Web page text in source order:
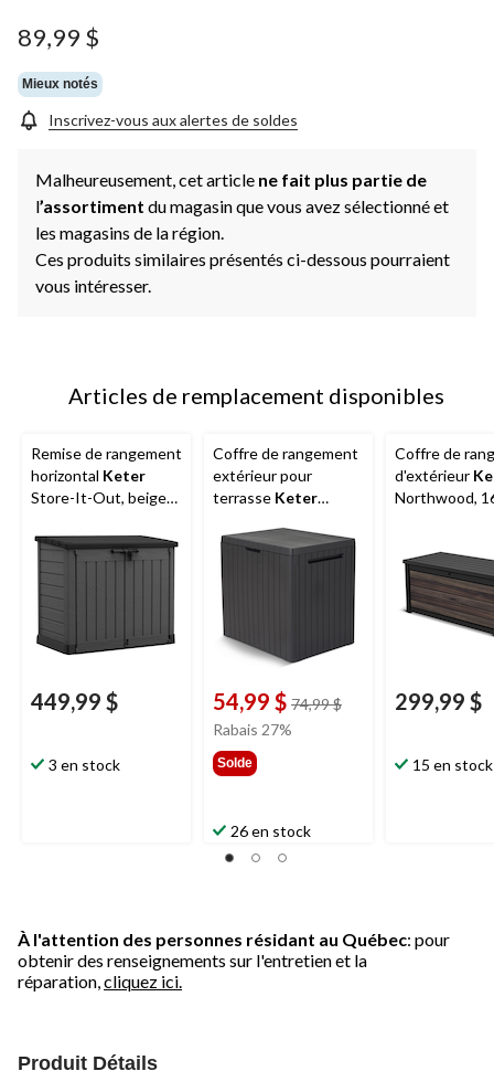
89,99 $
Mieux notés
Inscrivez-vous aux alertes de soldes
Malheureusement, cet article ne fait plus partie de
l’assortiment du magasin que vous avez sélectionné et
les magasins de la région.
Ces produits similaires présentés ci-dessous pourraient
vous intéresser.
Articles de remplacement disponibles
Remise de rangement
horizontal Keter
Store-It-Out, beige
449,99 $
3 en stock
Coffre de rangement
extérieur pour
terrasse Keter
intempéries, 113 L,
gris
54,99 $ 74,99 $prix
Rabais 27%
Solde
26 en stock
Coffre de
d'extérieur
Northwood,
brun
299,99 $
15 en stock
À l'attention des personnes résidant au Québec: pour
obtenir des renseignements sur l'entretien et la
réparation, cliquez ici.
Produit Détails